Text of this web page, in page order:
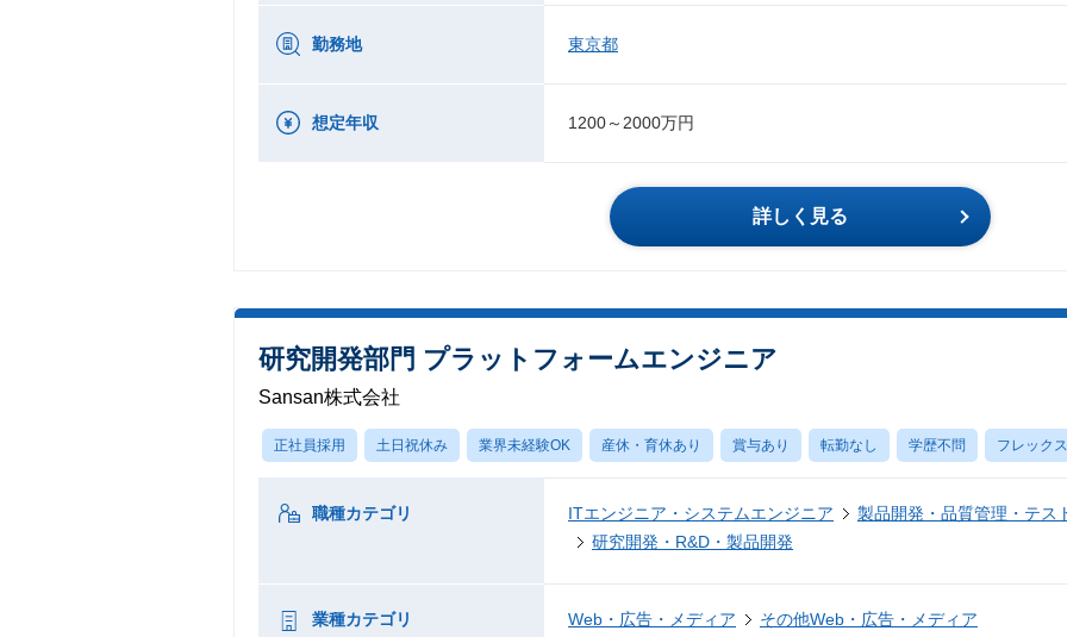
勤務地 東京都
想定年収 1200～2000万円
詳しく見る
研究開発部門 プラットフォームエンジニア
Sansan株式会社
正社員採用 土日祝休み 業界未経験OK 産休・育休あり 賞与あり 転勤なし 学歴不問 フレックス
職種カテゴリ ITエンジニア・システムエンジニア
製品開発・品質管理・テス
研究開発・R&D・製品開発
業種カテゴリ Web・広告・メディア その他Web・広告・メディア